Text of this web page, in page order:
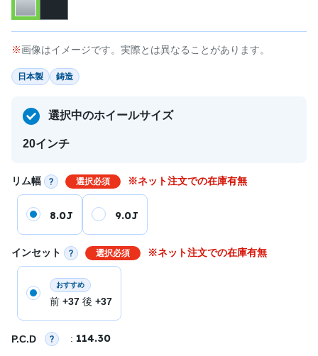
画像はイメージです。実際とは異なることがあります。
日本製 鋳造
選択中のホイールサイズ
20インチ
リム幅 選択必須 ※ネット注文での在庫有無
8.0J 9.0J
インセット 選択必須 ※ネット注文での在庫有無
おすすめ
前 +37 後 +37
P.C.D : 114.30